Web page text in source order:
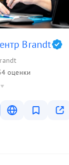
Brandt
оценки